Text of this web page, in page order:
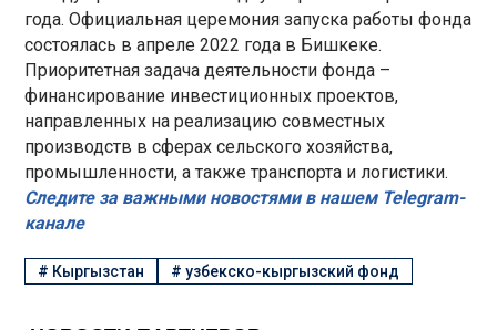
года. Официальная церемония запуска работы фонда
состоялась в апреле 2022 года в Бишкеке.
Приоритетная задача деятельности фонда –
финансирование инвестиционных проектов,
направленных на реализацию совместных
производств в сферах сельского хозяйства,
промышленности, а также транспорта и логистики.
Следите за важными новостями в нашем Telegram-
канале
# Кыргызстан #узбекско-кыргызский фонд